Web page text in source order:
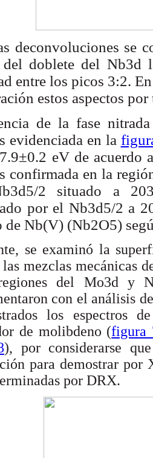
deconvoluciones se
doblete del Nb3d
entre los picos 3:2.
estos aspectos
de la fase
evidenciada en la
eV de acuerdo
confirmada en la
2 situado a
por el Nb3d5/2 a
de Nb(V) (Nb2O5)
se examinó la
mezclas mecánicas
del Mo3d y
con el análisis
los espectros
de molibdeno (figura
), por considerarse
para demostrar
por DRX.